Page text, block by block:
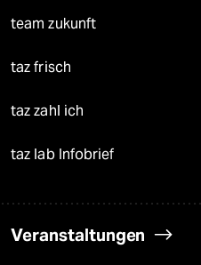
team zukunft
taz frisch
taz zahl ich
taz lab Infobrief
Veranstaltungen